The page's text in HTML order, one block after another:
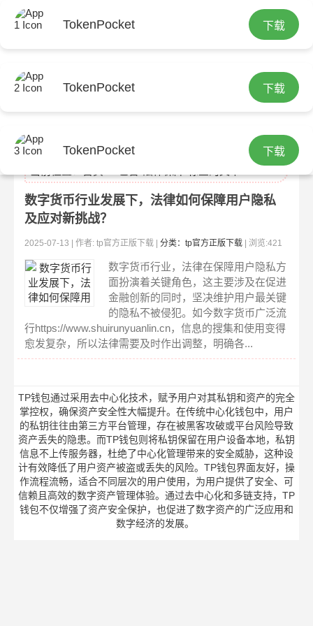
TokenPocket 下载
TokenPocket 下载
TokenPocket 下载
数字货币行业发展下，法律如何保障用户隐私
及应对新挑战？
2025-07-13 | 作者: tp官方正版下载 | 分类：tp官方正版下载 | 浏览:421
数字货币行业，法律在保障用户隐私方
面扮演着关键角色，这主要涉及在促进
金融创新的同时，坚决维护用户最关键
的隐私不被侵犯。如今数字货币广泛流
行https://www.shuirunyuanlin.cn，信息的搜集和使用变得
愈发复杂，所以法律需要及时作出调整，明确各...
TP钱包通过采用去中心化技术，赋予用户对其私钥和资产的完全
掌控权，确保资产安全性大幅提升。在传统中心化钱包中，用户
的私钥往往由第三方平台管理，存在被黑客攻破或平台风险导致
资产丢失的隐患。而TP钱包则将私钥保留在用户设备本地，私钥
信息不上传服务器，杜绝了中心化管理带来的安全威胁，这种设
计有效降低了用户资产被盗或丢失的风险。TP钱包界面友好，操
作流程流畅，适合不同层次的用户使用，为用户提供了安全、可
信赖且高效的数字资产管理体验。通过去中心化和多链支持，TP
钱包不仅增强了资产安全保护，也促进了数字资产的广泛应用和
数字经济的发展。